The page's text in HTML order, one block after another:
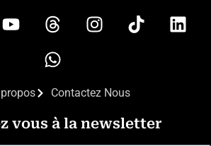
Contactez Nous
vous à la newsletter